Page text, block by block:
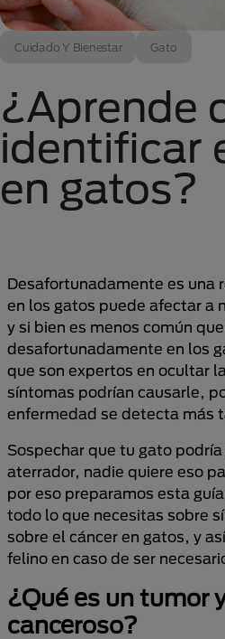
Cuidado Y Bienestar Gato
¿Aprende
identificar
en gatos?
Desafortunadamente es una
en los gatos puede afectar a
y si bien es menos común
desafortunadamente en los
que son expertos en ocultar
síntomas podrían causarle,
enfermedad se detecta más
Sospechar que tu gato
aterrador, nadie quiere eso
por eso preparamos esta
todo lo que necesitas sobre
sobre el cáncer en gatos, y
felino en caso de ser
¿Qué es un tumor
canceroso?